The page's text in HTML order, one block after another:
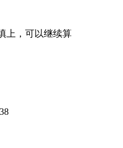
上，可以继续算